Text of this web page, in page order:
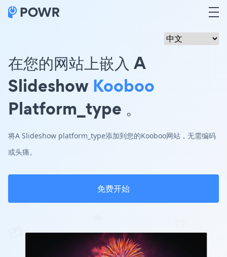
在您的网站上嵌入 A
Slideshow Kooboo
Platform_type 。
将A Slideshow platform_type添加到您的Kooboo网站，无需编码
或头痛。
免费开始